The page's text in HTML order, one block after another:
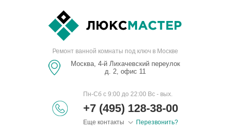
Ремонт ванной комнаты под ключ в Москве
Москва, 4-й Лихачевский переулок
д. 2, офис 11
Пн-Сб с 9:00 до 22:00 Вс - вых.
+7 (495) 128-38-00
Перезвонить?
Еще контакты